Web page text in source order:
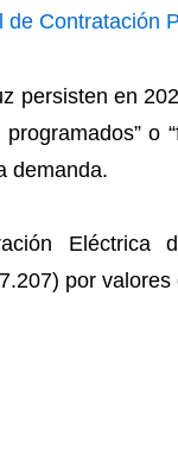
de Contratación
persisten en
demanda.
por